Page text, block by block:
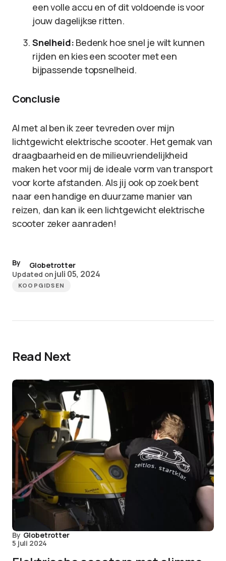
een volle accu en of dit voldoende is voor
jouw dagelijkse ritten.
Snelheid: Bedenk hoe snel je wilt kunnen
rijden en kies een scooter met een
bijpassende topsnelheid.
Conclusie
Al met al ben ik zeer tevreden over mijn
lichtgewicht elektrische scooter. Het gemak van
draagbaarheid en de milieuvriendelijkheid
maken het voor mij de ideale vorm van transport
voor korte afstanden. Als jij ook op zoek bent
naar een handige en duurzame manier van
reizen, dan kan ik een lichtgewicht elektrische
scooter zeker aanraden!
By
Globetrotter
Updated on juli 05, 2024
KOOPGIDSEN
Read Next
By Globetrotter
5 juli 2024